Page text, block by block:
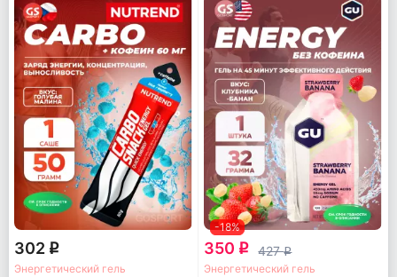
302 q
Энергетический гель
-18%
350 q 427q
Энергетический гель